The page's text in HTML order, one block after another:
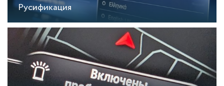
Русификация